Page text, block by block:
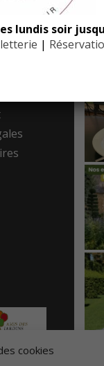
cookies
lundis soir
|